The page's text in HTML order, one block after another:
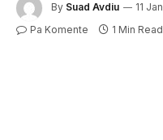
By Suad Avdiu 11
Pa Komente 1 Min Read